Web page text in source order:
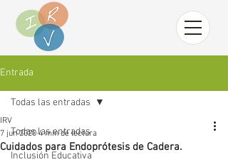
Entrada
Todas las entradas
Inclusión Educativa
Todas las entradas
Cuidados para Endoprótesis de Cadera.
IRV
7 jun 2020 4 min de lectura